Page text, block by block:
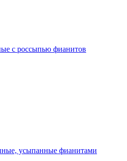
с россыпью фианитов
усыпанные фианитами